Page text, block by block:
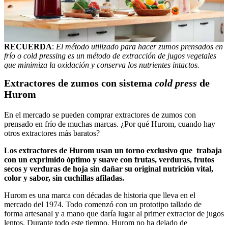
RECUERDA: El método utilizado para hacer zumos prensados en
frío o cold pressing es un método de extracción de jugos vegetales
que minimiza la oxidación y conserva los nutrientes intactos.
Extractores de zumos con sistema cold press de
Hurom
En el mercado se pueden comprar extractores de zumos con
prensado en frío de muchas marcas. ¿Por qué Hurom, cuando hay
otros extractores más baratos?
Los extractores de Hurom usan un torno exclusivo que trabaja
con un exprimido óptimo y suave con frutas, verduras, frutos
secos y verduras de hoja sin dañar su original nutrición vital,
color y sabor, sin cuchillas afiladas.
Hurom es una marca con décadas de historia que lleva en el
mercado del 1974. Todo comenzó con un prototipo tallado de
forma artesanal y a mano que daría lugar al primer extractor de jugos
lentos. Durante todo este tiempo, Hurom no ha dejado de